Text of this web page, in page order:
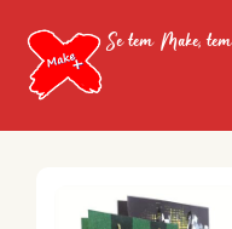
Se tem Make,